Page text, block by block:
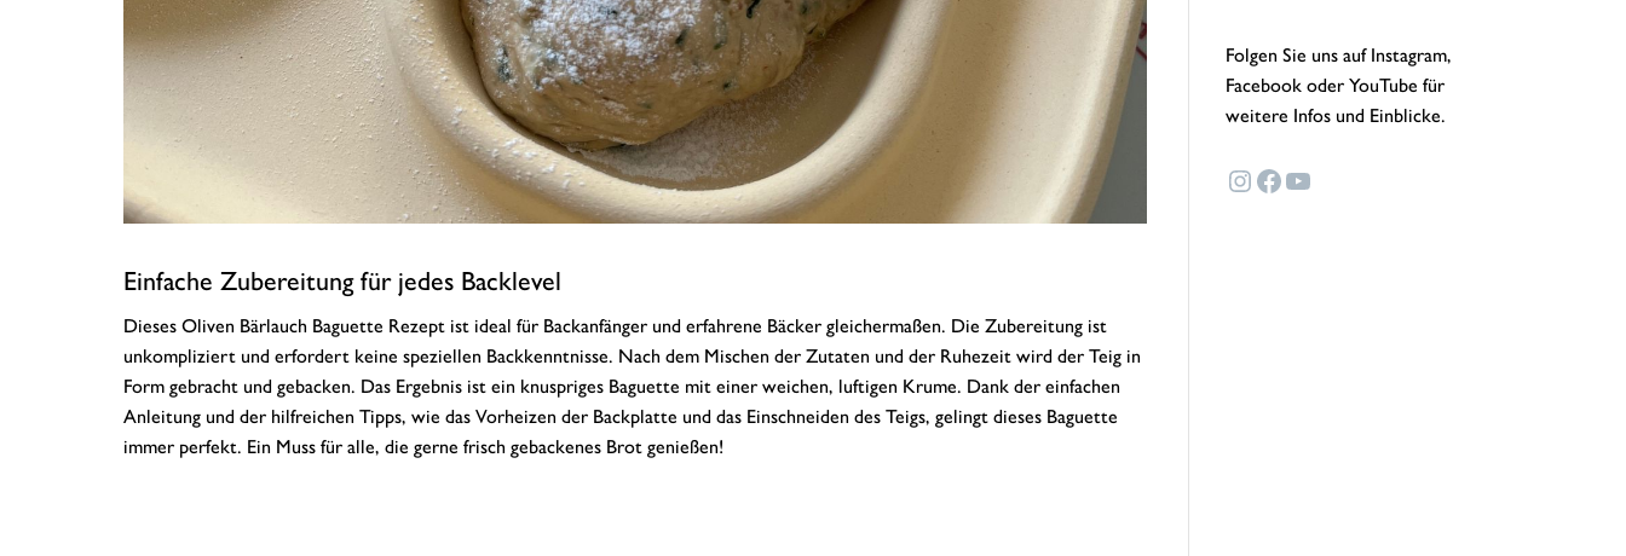
Einfache Zubereitung für jedes Backlevel
Dieses Oliven Bärlauch Baguette Rezept ist ideal für Backanfänger und erfahrene Bäcker gleichermaßen. Die Zubereitung ist
unkompliziert und erfordert keine speziellen Backkenntnisse. Nach dem Mischen der Zutaten und der Ruhezeit wird der Teig in
Form gebracht und gebacken. Das Ergebnis ist ein knuspriges Baguette mit einer weichen, luftigen Krume. Dank der einfachen
Anleitung und der hilfreichen Tipps, wie das Vorheizen der Backplatte und das Einschneiden des Teigs, gelingt dieses Baguette
immer perfekt. Ein Muss für alle, die gerne frisch gebackenes Brot genießen!
Folgen Sie uns auf Instagram,
Facebook oder YouTube für
weitere Infos und Einblicke.
Instagram
Facebook
YouTube